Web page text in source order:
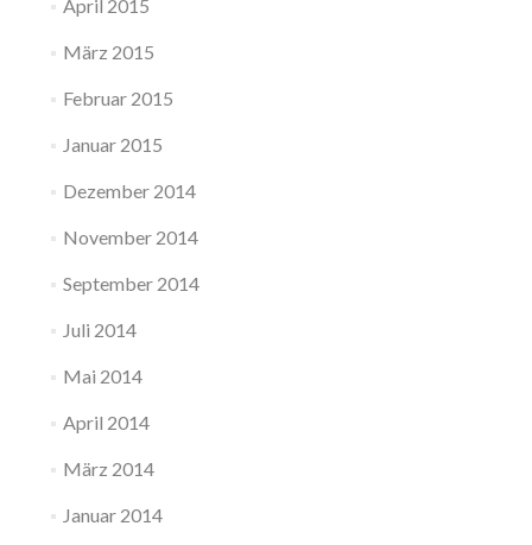
April 2015
März 2015
Februar 2015
Januar 2015
Dezember 2014
November 2014
September 2014
Juli 2014
Mai 2014
April 2014
März 2014
Januar 2014